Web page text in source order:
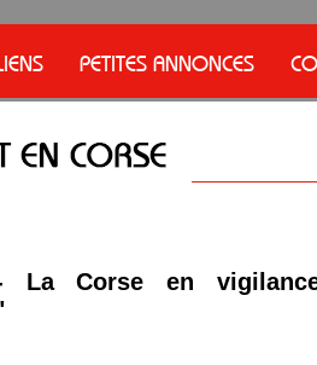
PETITES ANNONCES
La Corse en